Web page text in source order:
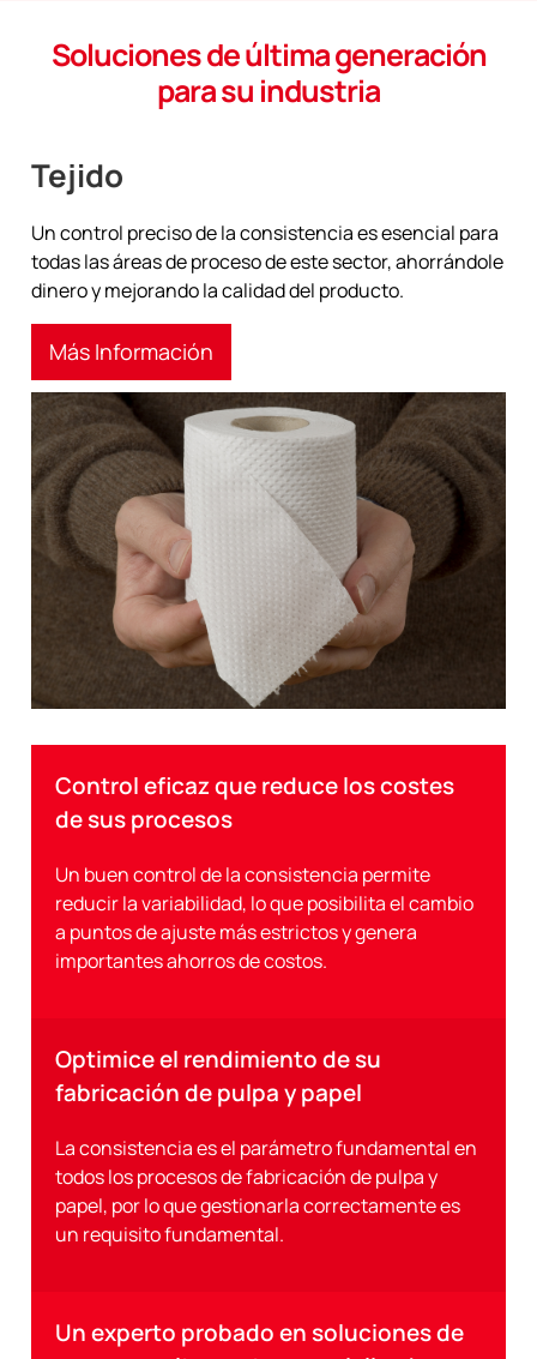
Soluciones de última generación
para su industria
Tejido
Un control preciso de la consistencia es esencial para
todas las áreas de proceso de este sector, ahorrándole
dinero y mejorando la calidad del producto.
Más Información
Control eficaz que reduce los costes
de sus procesos
Un buen control de la consistencia permite
reducir la variabilidad, lo que posibilita el cambio
a puntos de ajuste más estrictos y genera
importantes ahorros de costos.
Optimice el rendimiento de su
fabricación de pulpa y papel
La consistencia es el parámetro fundamental en
todos los procesos de fabricación de pulpa y
papel, por lo que gestionarla correctamente es
un requisito fundamental.
Un experto probado en soluciones de